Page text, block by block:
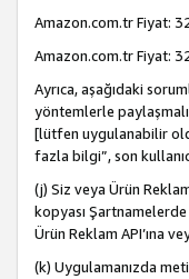
Amazon.com.tr Fiyat:
Amazon.com.tr Fiyat:
Ayrıca, aşağıdaki
yöntemlerle
[lütfen uygulanabilir
fazla bilgi”, son
(j) Siz veya Ürün
kopyası
Ürün Reklam API’ına
(k) Uygulamanızda